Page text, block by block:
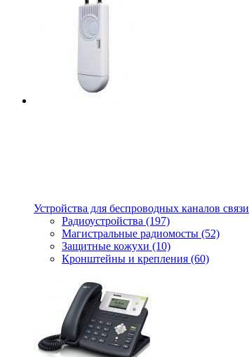
Устройства для беспроводных каналов связи
Радиоустройства (197)
Магистральные радиомосты (52)
Защитные кожухи (10)
Кронштейны и крепления (60)